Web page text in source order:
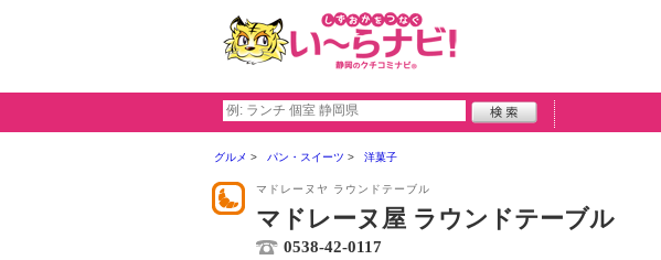
グルメ パン・スイーツ 洋菓子
マドレーヌヤ ラウンドテーブル
マドレーヌ屋 ラウンドテーブル
0538-42-0117